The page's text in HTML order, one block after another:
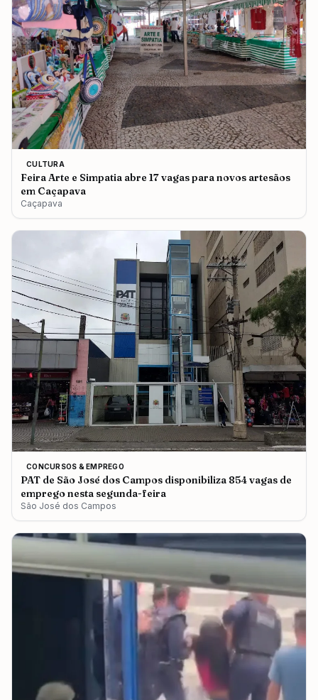
CULTURA
Feira Arte e Simpatia abre 17 vagas para novos artesãos
em Caçapava
Caçapava
CONCURSOS & EMPREGO
PAT de São José dos Campos disponibiliza 854 vagas de
emprego nesta segunda-feira
São José dos Campos